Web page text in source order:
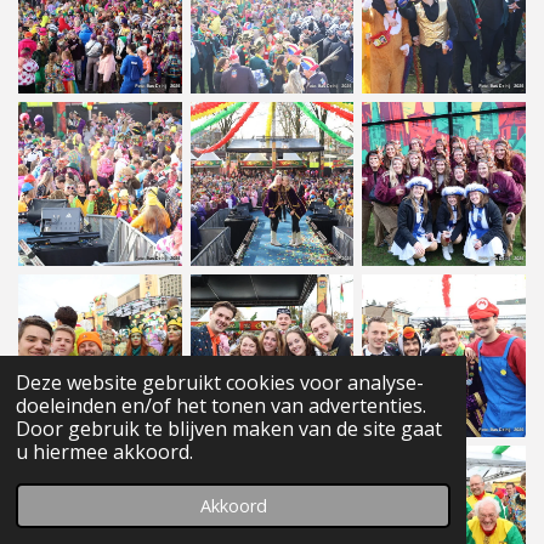
Deze website gebruikt cookies voor analyse-
doeleinden en/of het tonen van advertenties.
Door gebruik te blijven maken van de site gaat
u hiermee akkoord.
Akkoord